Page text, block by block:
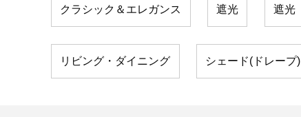
クラシック＆エレガンス 遮光 遮光
リビング・ダイニング シェード(ドレープ)